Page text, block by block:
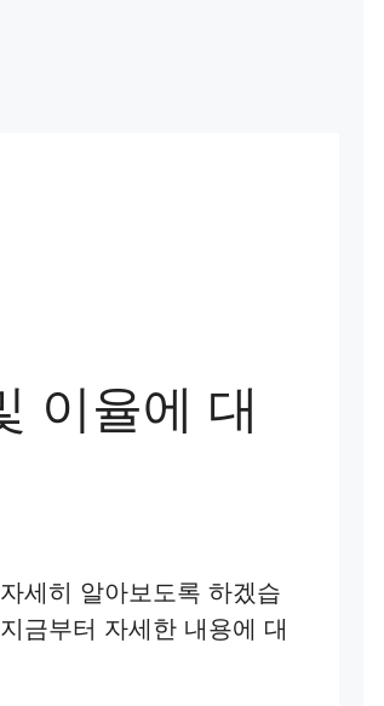
이율에 대
세히 알아보도록 하겠습
금부터 자세한 내용에 대